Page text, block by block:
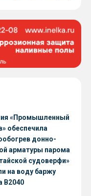
«Промышленный
обеспечила
донно-
арматуры парома
проекта
судоверфи»
на воду баржу
В2040